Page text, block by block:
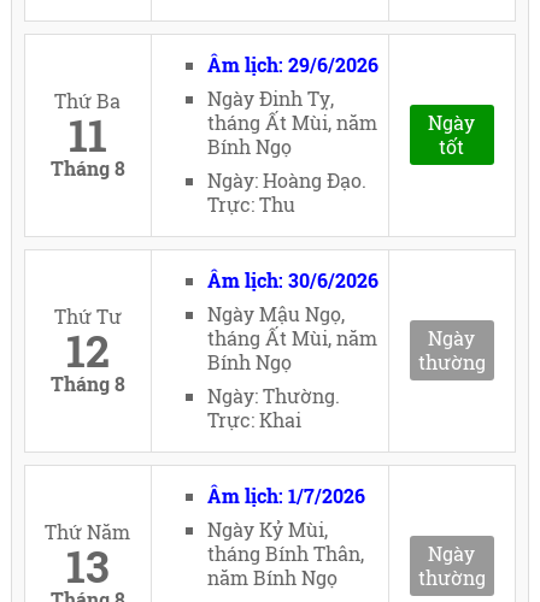
Thứ Ba
11
Tháng 8
Âm lịch: 29/6/2026
Ngày Đinh Tỵ,
tháng Ất Mùi, năm
Bính Ngọ
Ngày: Hoàng Đạo.
Trực: Thu
Ngày
tốt
Thứ Tư
12
Tháng 8
Âm lịch: 30/6/2026
Ngày Mậu Ngọ,
tháng Ất Mùi, năm
Bính Ngọ
Ngày: Thường.
Trực: Khai
Ngày
thường
Thứ Năm
13
Âm lịch: 1/7/2026
Ngày Kỷ Mùi,
tháng Bính Thân,
năm Bính Ngọ
Ngày
thường